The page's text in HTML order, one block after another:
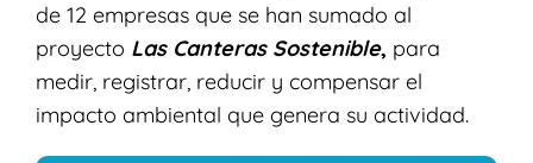
de 12 empresas que se han sumado al
proyecto Las Canteras Sostenible, para
medir, registrar, reducir y compensar el
impacto ambiental que genera su actividad.